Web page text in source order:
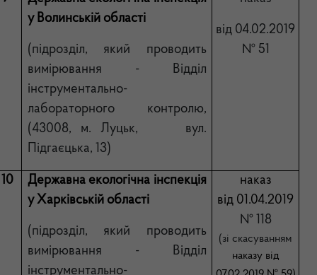
у Волинській області
(підрозділ, який проводить
вимірювання - Відділ
інструментально-
лабораторного контролю,
(43008, м. Луцьк, вул.
Підгаєцька, 13)
від 04.02.2019
№ 51
10
Державна екологічна інспекція
у Харківській області
(підрозділ, який проводить
вимірювання - Відділ
інструментально-
наказ
від 01.04.2019
№ 118
(зі скасуванням
наказу від